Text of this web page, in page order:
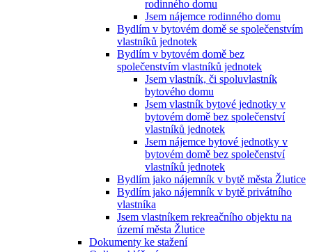
rodinného domu
Jsem nájemce rodinného domu
Bydlím v bytovém domě se společenstvím
vlastníků jednotek
Bydlím v bytovém domě bez
společenstvím vlastníků jednotek
Jsem vlastník, či spoluvlastník
bytového domu
Jsem vlastník bytové jednotky v
bytovém domě bez společenství
vlastníků jednotek
Jsem nájemce bytové jednotky v
bytovém domě bez společenství
vlastníků jednotek
Bydlím jako nájemník v bytě města Žlutice
Bydlím jako nájemník v bytě privátního
vlastníka
Jsem vlastníkem rekreačního objektu na
území města Žlutice
Dokumenty ke stažení